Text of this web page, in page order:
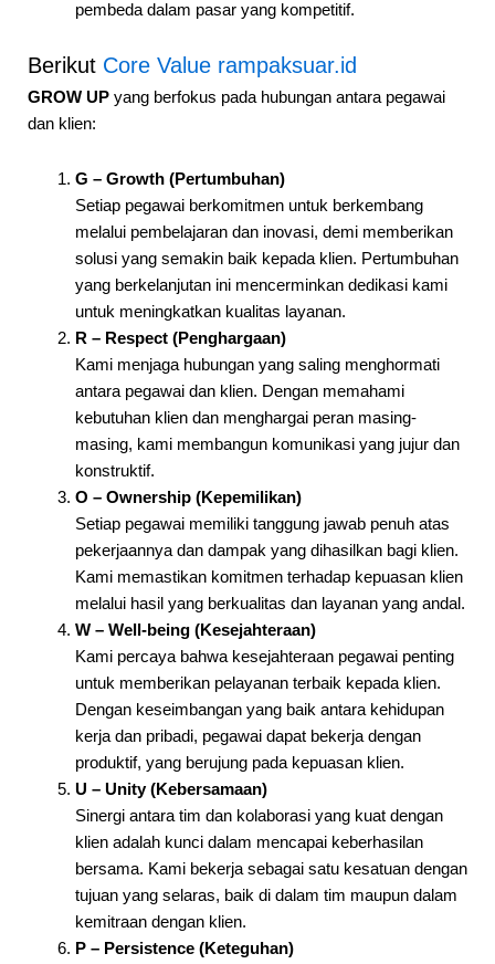
pembeda dalam pasar yang kompetitif.
Berikut Core Value rampaksuar.id
GROW UPyang berfokus pada hubungan antara pegawai
dan klien:
G – Growth (Pertumbuhan)
Setiap pegawai berkomitmen untuk berkembang
melalui pembelajaran dan inovasi, demi memberikan
solusi yang semakin baik kepada klien. Pertumbuhan
yang berkelanjutan ini mencerminkan dedikasi kami
untuk meningkatkan kualitas layanan.
R – Respect (Penghargaan)
Kami menjaga hubungan yang saling menghormati
antara pegawai dan klien. Dengan memahami
kebutuhan klien dan menghargai peran masing-
masing, kami membangun komunikasi yang jujur dan
konstruktif.
O – Ownership (Kepemilikan)
Setiap pegawai memiliki tanggung jawab penuh atas
pekerjaannya dan dampak yang dihasilkan bagi klien.
Kami memastikan komitmen terhadap kepuasan klien
melalui hasil yang berkualitas dan layanan yang andal.
W – Well-being (Kesejahteraan)
Kami percaya bahwa kesejahteraan pegawai penting
untuk memberikan pelayanan terbaik kepada klien.
Dengan keseimbangan yang baik antara kehidupan
kerja dan pribadi, pegawai dapat bekerja dengan
produktif, yang berujung pada kepuasan klien.
U – Unity (Kebersamaan)
Sinergi antara tim dan kolaborasi yang kuat dengan
klien adalah kunci dalam mencapai keberhasilan
bersama. Kami bekerja sebagai satu kesatuan dengan
tujuan yang selaras, baik di dalam tim maupun dalam
kemitraan dengan klien.
P – Persistence (Keteguhan)